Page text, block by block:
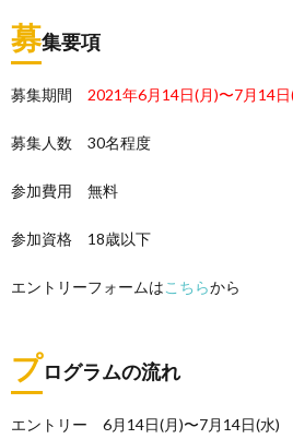
募集要項
募集期間 2021年6月14日(月)〜7月14日
募集人数 30名程度
参加費用 無料
参加資格 18歳以下
エントリーフォームはこちらから
プログラムの流れ
エントリー 6月14日(月)〜7月14日(水)